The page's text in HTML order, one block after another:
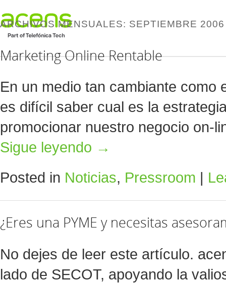
ARCHIVOS MENSUALES: SEPTIEMBRE 2006
Marketing Online Rentable
En un medio tan cambiante como
es difícil saber cual es la
promocionar nuestro negocio on-
Sigue leyendo →
Posted in Noticias, Pressroom
¿Eres una PYME y necesitas
No dejes de leer este artículo.
lado de SECOT, apoyando la